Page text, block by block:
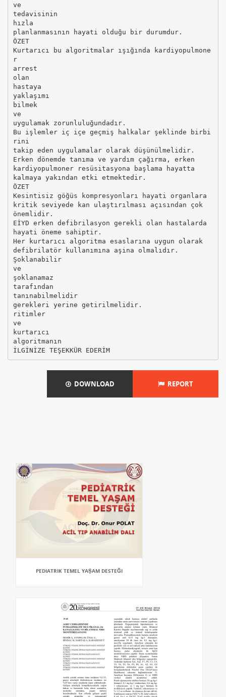
ve
tedavisinin
hızla
planlanmasının hayati olduğu bir durumdur.
ÖZET
Kurtarıcı bu algoritmalar ışığında kardiyopulmone
r
arrest
olan
hastaya
yaklaşımı
bilmek
ve
uygulamak zorunluluğundadır.
Bu işlemler iç içe geçmiş halkalar şeklinde birbi
rini
takip eden uygulamalar olarak düşünülmelidir.
Erken dönemde tanıma ve yardım çağırma, erken
kardiyopulmoner resüsitasyona başlama hayatta
kalmaya yakından etki etmektedir.
ÖZET
Kesintisiz göğüs kompresyonları hayati organlara
kritik seviyede kan ulaştırılması açısından çok
önemlidir.
EİYD erken defibrilasyon gerekli olan hastalarda
hayati öneme sahiptir.
Her kurtarıcı algoritma esaslarına uygun olarak
defibrilatör kullanımına aşina olmalıdır.
Şoklanabilir
ve
şoklanamaz
tarafından
tanınabilmelidir
gerekleri yerine getirilmelidir.
ritimler
ve
kurtarıcı
algoritmanın
İLGİNİZE TEŞEKKÜR EDERİM
DOWNLOAD REPORT
PEDIATRIK TEMEL YAŞAM DESTEĞI